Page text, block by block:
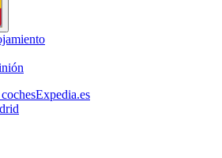
Expedia.es